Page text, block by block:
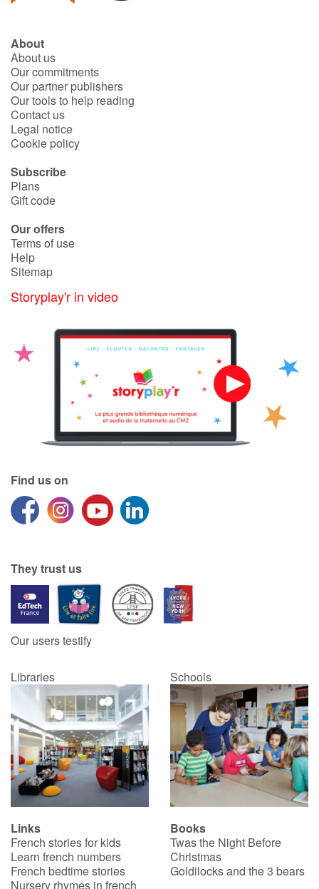
About
About us
Our commitments
Our partner publishers
Our tools to help reading
Contact us
Legal notice
Cookie policy
Subscribe
Plans
Gift code
Our offers
Terms of use
Help
Sitemap
Storyplay'r in video
Find us on
They trust us
Our users testify
Libraries Schools
Links
French stories for kids
Learn french numbers
French bedtime stories
Nursery rhymes in french
Books
Twas the Night Before
Christmas
Goldilocks and the 3 bears